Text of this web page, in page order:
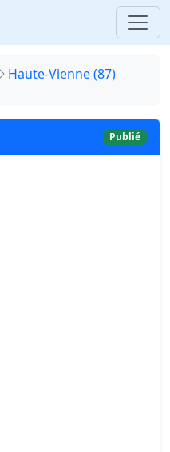
Haute-Vienne (87)
Publié